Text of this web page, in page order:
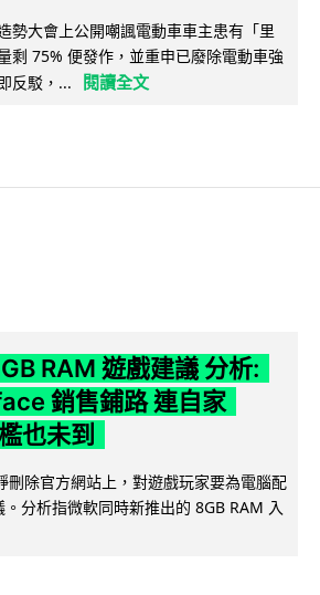
勢大會上公開嘲諷電動車車主患有「里
剩 75% 便發作，並重申已廢除電動車強
反駁，...
閱讀全文
RAM 遊戲建議 分析:
銷售鋪路 連自家
也未到
除官方網站上，對遊戲玩家要為電腦配
分析指微軟同時新推出的 8GB RAM 入